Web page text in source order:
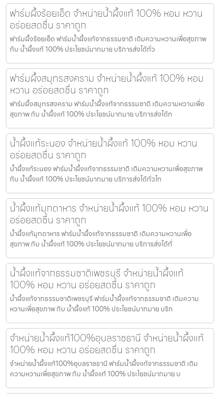
ฟาร์มผึ้งร้อยเอ็ด จำหน่ายน้ำผึ้งแท้ 100% หอม หวาน
อร่อยสดชื่น ราคาถูก
ฟาร์มผึ้งร้อยเอ็ด ฟาร์มน้ำผึ้งแท้จากธรรมชาติ เติมความหวานเพื่อสุขภาพ
กับ น้ำผึ้งแท้ 100% ประโยชน์มากมาย บริการส่งได้ทั่ว
ฟาร์มผึ้งสมุทรสงคราม จำหน่ายน้ำผึ้งแท้ 100% หอม
หวาน อร่อยสดชื่น ราคาถูก
ฟาร์มผึ้งสมุทรสงคราม ฟาร์มน้ำผึ้งแท้จากธรรมชาติ เติมความหวานเพื่อ
สุขภาพ กับ น้ำผึ้งแท้ 100% ประโยชน์มากมาย บริการส่งได้ท
น้ำผึ้งแท้ระนอง จำหน่ายน้ำผึ้งแท้ 100% หอม หวาน
อร่อยสดชื่น ราคาถูก
น้ำผึ้งแท้ระนอง ฟาร์มน้ำผึ้งแท้จากธรรมชาติ เติมความหวานเพื่อสุขภาพ
กับ น้ำผึ้งแท้ 100% ประโยชน์มากมาย บริการส่งได้ทั่วไท
น้ำผึ้งแท้มุกดาหาร จำหน่ายน้ำผึ้งแท้ 100% หอม หวาน
อร่อยสดชื่น ราคาถูก
น้ำผึ้งแท้มุกดาหาร ฟาร์มน้ำผึ้งแท้จากธรรมชาติ เติมความหวานเพื่อ
สุขภาพ กับ น้ำผึ้งแท้ 100% ประโยชน์มากมาย บริการส่งได้ทั่
น้ำผึ้งแท้จากธรรมชาติเพชรบุรี จำหน่ายน้ำผึ้งแท้
100% หอม หวาน อร่อยสดชื่น ราคาถูก
น้ำผึ้งแท้จากธรรมชาติเพชรบุรี ฟาร์มน้ำผึ้งแท้จากธรรมชาติ เติมความ
หวานเพื่อสุขภาพ กับ น้ำผึ้งแท้ 100% ประโยชน์มากมาย บริก
จำหน่ายน้ำผึ้งแท้100%อุบลราชธานี จำหน่ายน้ำผึ้งแท้
100% หอม หวาน อร่อยสดชื่น ราคาถูก
จำหน่ายน้ำผึ้งแท้100%อุบลราชธานี ฟาร์มน้ำผึ้งแท้จากธรรมชาติ เติม
ความหวานเพื่อสุขภาพ กับ น้ำผึ้งแท้ 100% ประโยชน์มากมาย บ